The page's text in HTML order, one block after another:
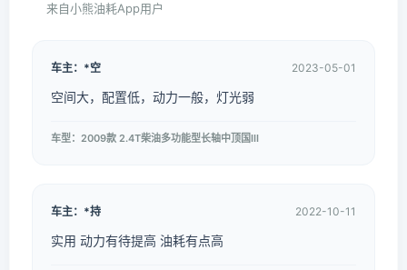
来自小熊油耗App用户
车主：*空 2023-05-01
空间大，配置低，动力一般，灯光弱
车型：2009款 2.4T柴油多功能型长轴中顶国III
车主：*持 2022-10-11
实用 动力有待提高 油耗有点高